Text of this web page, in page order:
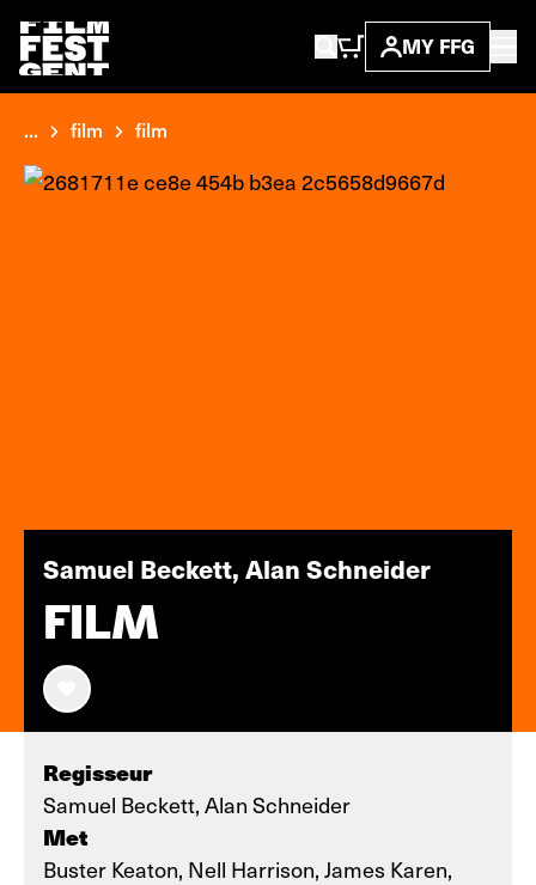
MY FFG
... film film
Samuel Beckett, Alan Schneider
FILM
Regisseur
Samuel Beckett, Alan Schneider
Met
Buster Keaton, Nell Harrison, James Karen,